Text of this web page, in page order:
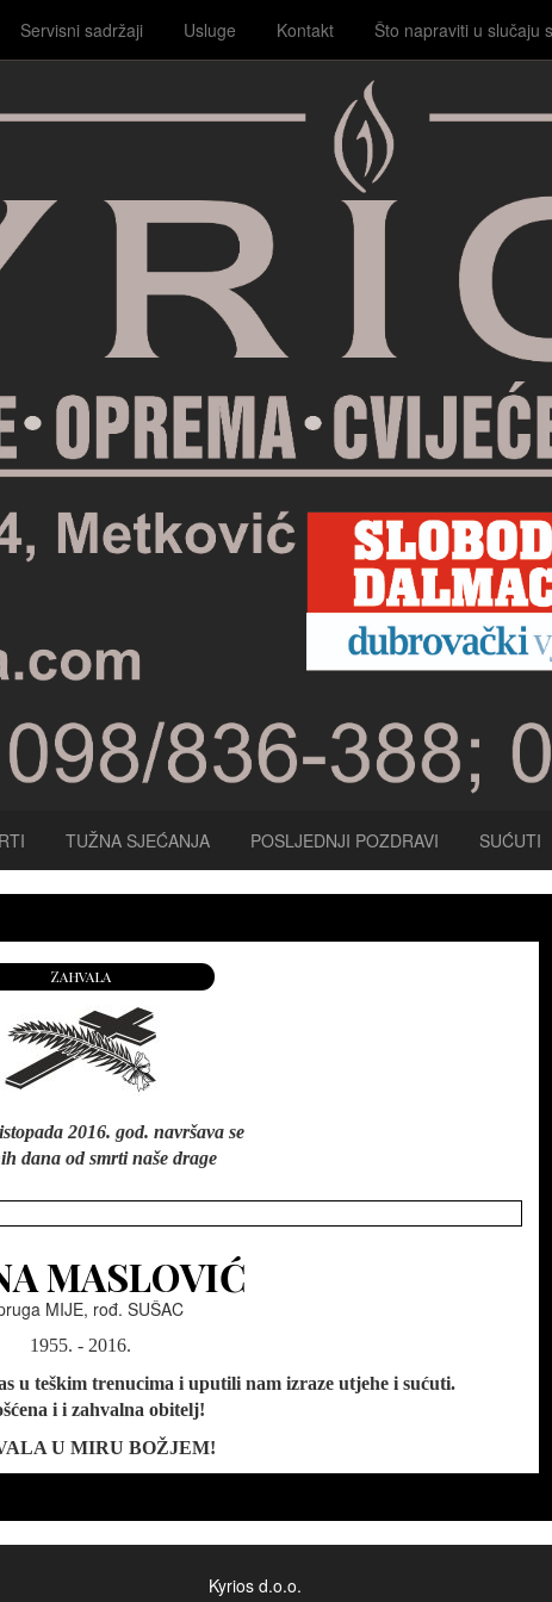
Servisni sadržaji Usluge Kontakt Što napraviti u slučaju
TUŽNA SJEĆANJA POSLJEDNJI POZDRAVI SUĆUTI
Zahvala
2016. god. navršava se
dana od smrti naše drage
MASLOVIĆ
MIJE, rođ. SUŠAC
1955. - 2016.
u teškim trenucima i uputili nam izraze utjehe i sućuti.
i i zahvalna obitelj!
U MIRU BOŽJEM!
Kyrios d.o.o.